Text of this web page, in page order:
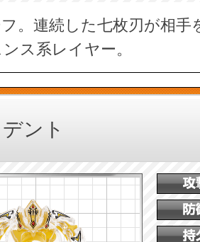
。連続した七枚刃が相手
ス系レイヤー。
ント